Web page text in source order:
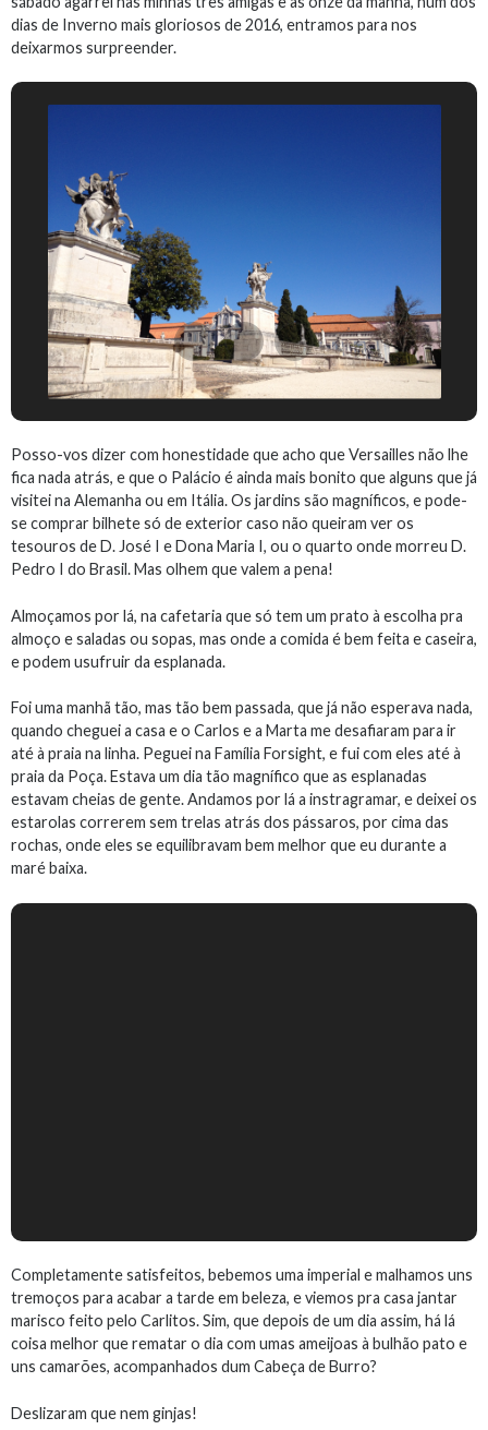
dias de Inverno mais gloriosos de 2016, entramos para nos
deixarmos surpreender.
Posso-vos dizer com honestidade que acho que Versailles não lhe
fica nada atrás, e que o Palácio é ainda mais bonito que alguns que já
visitei na Alemanha ou em Itália. Os jardins são magníficos, e pode-
se comprar bilhete só de exterior caso não queiram ver os
tesouros de D. José I e Dona Maria I, ou o quarto onde morreu D.
Pedro I do Brasil. Mas olhem que valem a pena!
Almoçamos por lá, na cafetaria que só tem um prato à escolha pra
almoço e saladas ou sopas, mas onde a comida é bem feita e caseira,
e podem usufruir da esplanada.
Foi uma manhã tão, mas tão bem passada, que já não esperava nada,
quando cheguei a casa e o Carlos e a Marta me desafiaram para ir
até à praia na linha. Peguei na Família Forsight, e fui com eles até à
praia da Poça. Estava um dia tão magnífico que as esplanadas
estavam cheias de gente. Andamos por lá a instragramar, e deixei os
estarolas correrem sem trelas atrás dos pássaros, por cima das
rochas, onde eles se equilibravam bem melhor que eu durante a
maré baixa.
Completamente satisfeitos, bebemos uma imperial e malhamos uns
tremoços para acabar a tarde em beleza, e viemos pra casa jantar
marisco feito pelo Carlitos. Sim, que depois de um dia assim, há lá
coisa melhor que rematar o dia com umas ameijoas à bulhão pato e
uns camarões, acompanhados dum Cabeça de Burro?
Deslizaram que nem ginjas!